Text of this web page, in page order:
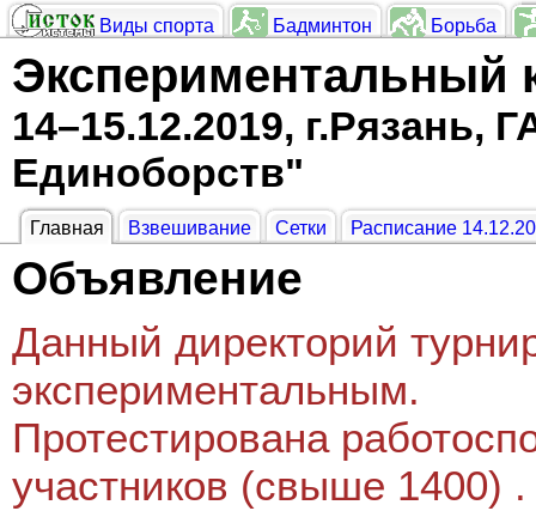
Виды спорта Бадминтон Борьба
Экспериментальный
14–15.12.2019, г.Рязань,
Единоборств"
Главная Взвешивание Сетки Расписание
Объявление
Данный директорий
экспериментальным.
Протестирована
участников (свыше 1400) .